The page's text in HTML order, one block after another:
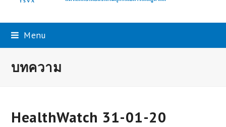
Menu
บทความ
HealthWatch 31-01-20